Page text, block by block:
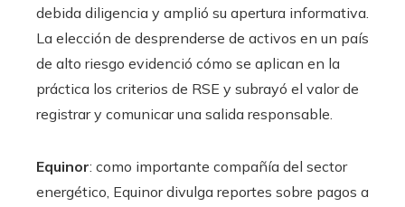
debida diligencia y amplió su apertura informativa.
La elección de desprenderse de activos en un país
de alto riesgo evidenció cómo se aplican en la
práctica los criterios de RSE y subrayó el valor de
registrar y comunicar una salida responsable.
Equinor: como importante compañía del sector
energético, Equinor divulga reportes sobre pagos a